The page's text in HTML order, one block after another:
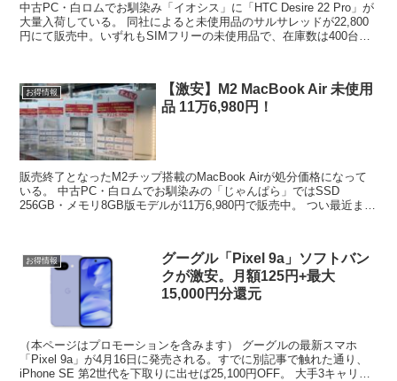
中古PC・白ロムでお馴染み「イオシス」に「HTC Desire 22 Pro」が
大量入荷している。 同社によると未使用品のサルサレッドが22,800
円にて販売中。いずれもSIMフリーの未使用品で、在庫数は400台と
お得情報
【激安】M2 MacBook Air 未使用
品 11万6,980円！
販売終了となったM2チップ搭載のMacBook Airが処分価格になって
いる。 中古PC・白ロムでお馴染みの「じゃんぱら」ではSSD
256GB・メモリ8GB版モデルが11万6,980円で販売中。 つい最近まで
お得情報
グーグル「Pixel 9a」ソフトバン
クが激安。月額125円+最大
15,000円分還元
（本ページはプロモーションを含みます） グーグルの最新スマホ
「Pixel 9a」が4月16日に発売される。すでに別記事で触れた通り、
iPhone SE 第2世代を下取りに出せば25,100円OFF。 大手3キャリア